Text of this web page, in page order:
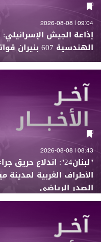
09:04 | 2026-08-08
إذاعة الجيش
الهندسية 607 بنيران قواتنا في بلدة الطيري جنوبي لبنان
08:43 | 2026-08-08
"لبنان24": اندلاع
الأطراف الغربية
الصدر الرياضي